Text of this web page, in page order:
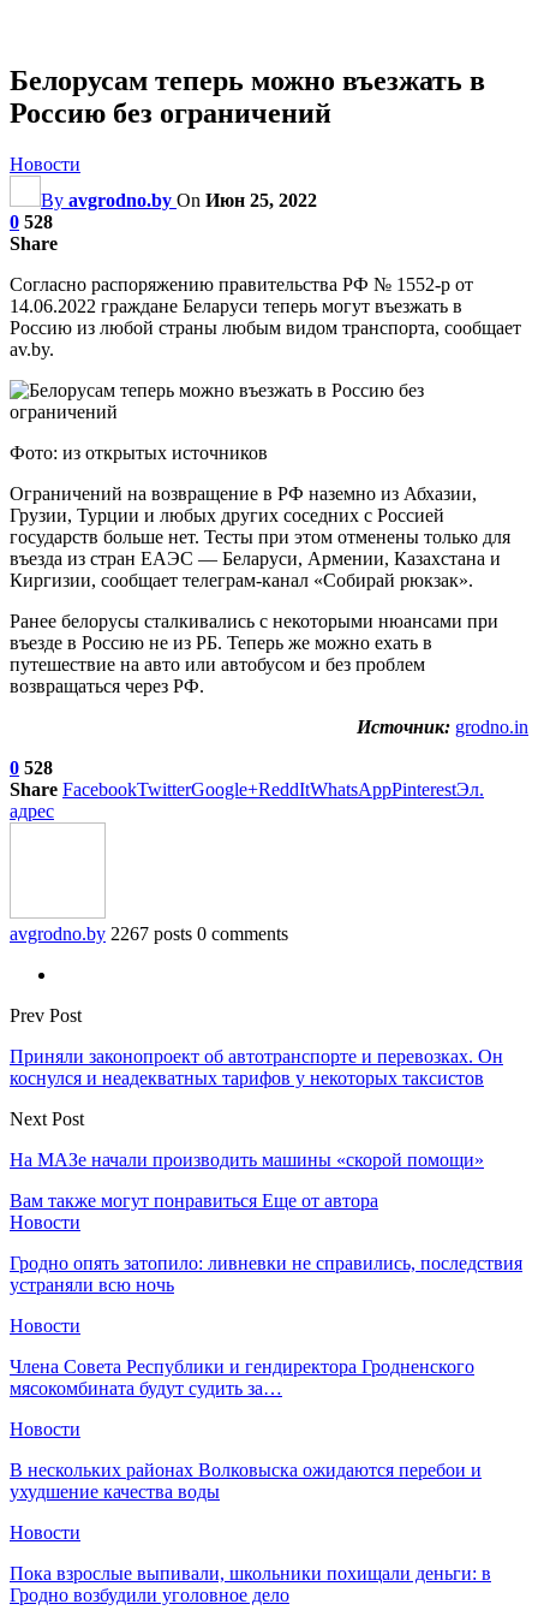
Белорусам теперь можно въезжать в
Россию без ограничений
Новости
By avgrodno.by On Июн 25, 2022
0 528
Share
Согласно распоряжению правительства РФ № 1552-р от
14.06.2022 граждане Беларуси теперь могут въезжать в
Россию из любой страны любым видом транспорта, сообщает
av.by.
Фото: из открытых источников
Ограничений на возвращение в РФ наземно из Абхазии,
Грузии, Турции и любых других соседних с Россией
государств больше нет. Тесты при этом отменены только для
въезда из стран ЕАЭС — Беларуси, Армении, Казахстана и
Киргизии, сообщает телеграм-канал «Собирай рюкзак».
Ранее белорусы сталкивались с некоторыми нюансами при
въезде в Россию не из РБ. Теперь же можно ехать в
путешествие на авто или автобусом и без проблем
возвращаться через РФ.
Источник: grodno.in
0 528
Share FacebookTwitterGoogle+ReddItWhatsAppPinterestЭл.
адрес
avgrodno.by 2267 posts 0 comments
Prev Post
Приняли законопроект об автотранспорте и перевозках. Он
коснулся и неадекватных тарифов у некоторых таксистов
Next Post
На МАЗе начали производить машины «скорой помощи»
Вам также могут понравиться Еще от автора
Новости
Гродно опять затопило: ливневки не справились, последствия
устраняли всю ночь
Новости
Члена Совета Республики и гендиректора Гродненского
мясокомбината будут судить за…
Новости
В нескольких районах Волковыска ожидаются перебои и
ухудшение качества воды
Новости
Пока взрослые выпивали, школьники похищали деньги: в
Гродно возбудили уголовное дело